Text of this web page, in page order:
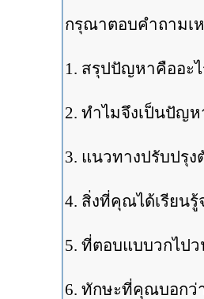
กรุณาตอบคำถามเ
1. สรุปปัญหาคืออะไ
2. ทำไมจึงเป็นปัญห
3. แนวทางปรับปรุ
4. สิ่งที่คุณได้เรียน
5. ที่ตอบแบบวกไป
6. ทักษะที่คุณบอกว่